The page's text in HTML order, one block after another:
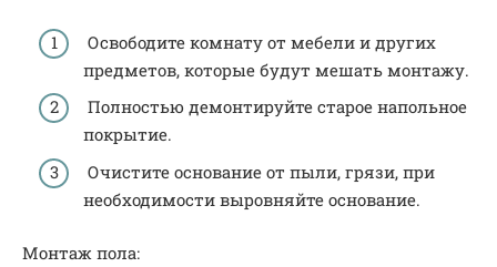
Освободите комнату от мебели и других
предметов, которые будут мешать монтажу.
Полностью демонтируйте старое напольное
покрытие.
Очистите основание от пыли, грязи, при
необходимости выровняйте основание.
Монтаж пола: